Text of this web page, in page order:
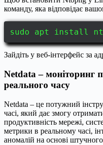
команду, яка відповідає
sudo apt install
Зайдіть у веб-інтерфейс за
Netdata – моніторинг
реального часу
Netdata – це потужний
часі, який дає змогу
продуктивність мережі,
метрики в реальному часі,
аномалій на основі штучного